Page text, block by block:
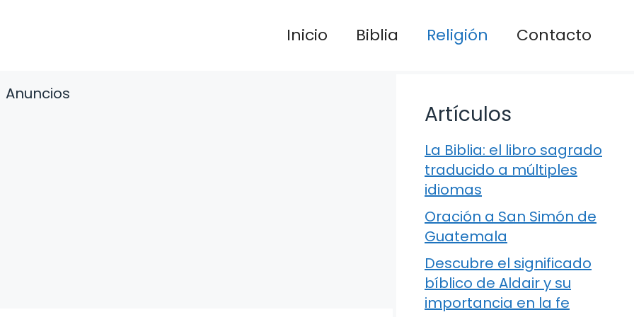
Inicio Biblia Religión Contacto
Anuncios
Artículos
La Biblia: el libro sagrado
traducido a múltiples
idiomas
Oración a San Simón de
Guatemala
Descubre el significado
bíblico de Aldair y su
importancia en la fe